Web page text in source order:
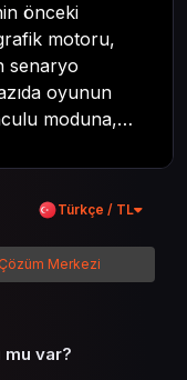
önceki
motoru,
senaryo
oyunun
moduna,
Tüm
kartı
Türkçe / TL
Çözüm Merkezi
mu var?